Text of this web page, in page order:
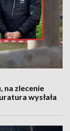
na zlecenie
wysłała